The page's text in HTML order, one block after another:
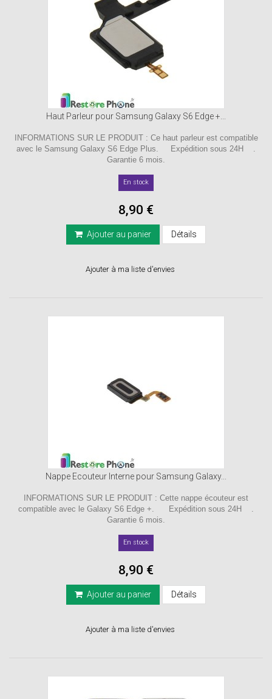
Haut Parleur pour Samsung Galaxy S6 Edge +...
INFORMATIONS SUR LE PRODUIT : Ce haut parleur est compatible
avec le Samsung Galaxy S6 Edge Plus. Expédition sous 24H .
Garantie 6 mois.
En stock
8,90 €
Ajouter au panier Détails
Ajouter à ma liste d'envies
Nappe Ecouteur Interne pour Samsung Galaxy...
INFORMATIONS SUR LE PRODUIT : Cette nappe écouteur est
compatible avec le Galaxy S6 Edge +. Expédition sous 24H .
Garantie 6 mois.
En stock
8,90 €
Ajouter au panier Détails
Ajouter à ma liste d'envies